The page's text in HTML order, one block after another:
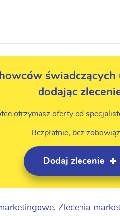
świadczących
dodając
otrzymasz oferty od
Bezpłatnie, bez
Dodaj zlecenie
, Zlecenia